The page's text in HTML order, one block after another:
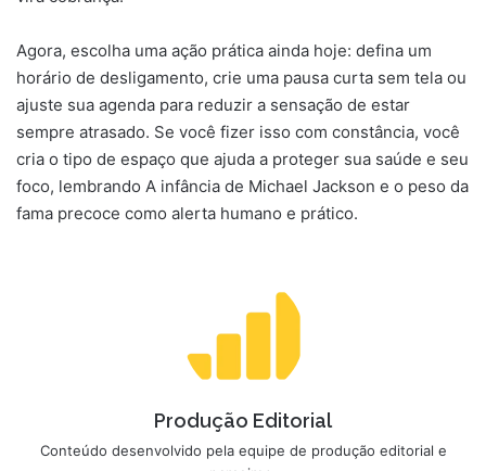
Agora, escolha uma ação prática ainda hoje: defina um
horário de desligamento, crie uma pausa curta sem tela ou
ajuste sua agenda para reduzir a sensação de estar
sempre atrasado. Se você fizer isso com constância, você
cria o tipo de espaço que ajuda a proteger sua saúde e seu
foco, lembrando A infância de Michael Jackson e o peso da
fama precoce como alerta humano e prático.
Produção Editorial
Conteúdo desenvolvido pela equipe de produção editorial e